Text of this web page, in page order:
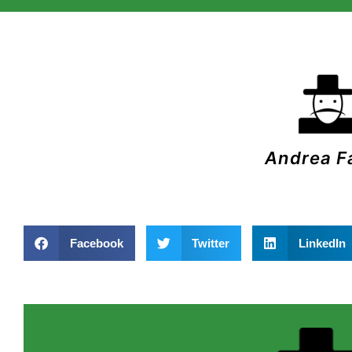
Andrea
Facebook Twitter LinkedIn